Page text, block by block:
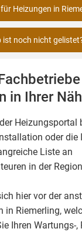
Heizungen in
ist noch nicht
in Ihrer
Heizungsportal
oder
Liste an
in der
hier vor der
in Riemerling,
Ihren Wartungs-,